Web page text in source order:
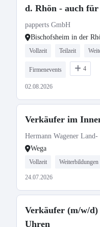
d. Rhön - auch
papperts GmbH
Bischofsheim in der
Vollzeit Teilzeit
Firmenevents 4
02.08.2026
Verkäufer im
Hermann Wagener
Wega
Vollzeit Weiterbildungen
24.07.2026
Verkäufer (m/w/
Uhren